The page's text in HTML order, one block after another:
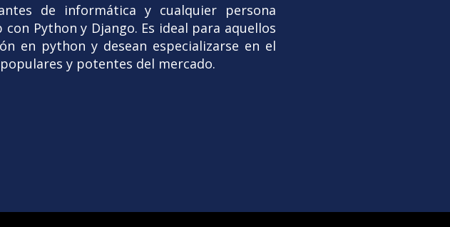
de informática y cualquier persona
Python y Django. Es ideal para aquellos
en python y desean especializarse en el
y potentes del mercado.